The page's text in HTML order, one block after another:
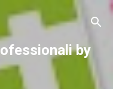
by